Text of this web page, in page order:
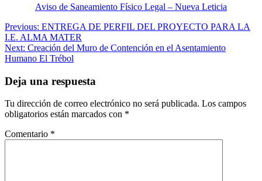
Aviso de Saneamiento Físico Legal – Nueva Leticia
Navegación
de
entradas
Previous: ENTREGA DE PERFIL DEL PROYECTO PARA LA
I.E. ALMA MATER
Next: Creación del Muro de Contención en el Asentamiento
Humano El Trébol
Deja una respuesta
Tu dirección de correo electrónico no será publicada. Los campos
obligatorios están marcados con *
Comentario *